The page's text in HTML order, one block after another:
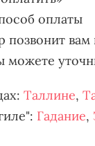
оплаты
позвонит
можете
Таллине,
Гадание,